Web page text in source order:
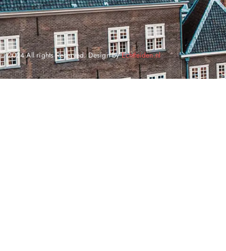
© 2024 All rights Reserved. Design byEchtleiden.nl